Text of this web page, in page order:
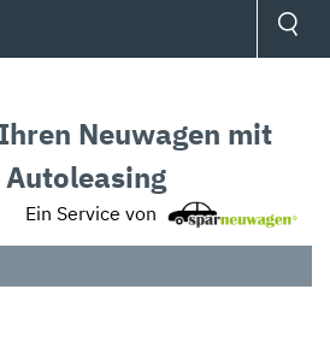
Neuwagen mit
Ein Service von